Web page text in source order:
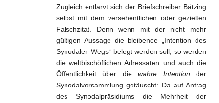
Zugleich entlarvt sich der Briefschreiber Bätzing
selbst mit dem versehentlichen oder gezielten
Falschzitat. Denn wenn mit der nicht mehr
gültigen Aussage die bleibende „Intention des
Synodalen Wegs“ belegt werden soll, so werden
die weltbischöflichen Adressaten und auch die
Öffentlichkeit über diewahre Intention der
Synodalversammlung getäuscht: Da auf Antrag
des Synodalpräsidiums die Mehrheit der